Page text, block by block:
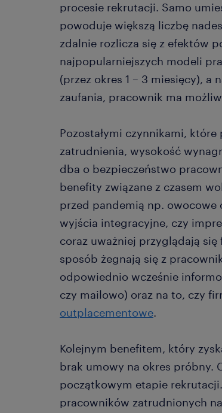
procesie rekrutacji. Samo
powoduje większą liczbę
zdalnie rozlicza się z efektów
najpopularniejszych modeli
(przez okres 1 – 3 miesięcy),
zaufania, pracownik ma
Pozostałymi czynnikami,
zatrudnienia, wysokość
dba o bezpieczeństwo
benefity związane z czasem
przed pandemią np. owocowe
wyjścia integracyjne, czy
coraz uważniej przyglądają
sposób żegnają się z
odpowiednio wcześnie
czy mailowo) oraz na to, czy
outplacementowe.
Kolejnym benefitem, który
brak umowy na okres próbny.
początkowym etapie
pracowników zatrudnionych